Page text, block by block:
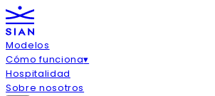
Modelos
Cómo funciona▾
Hospitalidad
Sobre nosotros